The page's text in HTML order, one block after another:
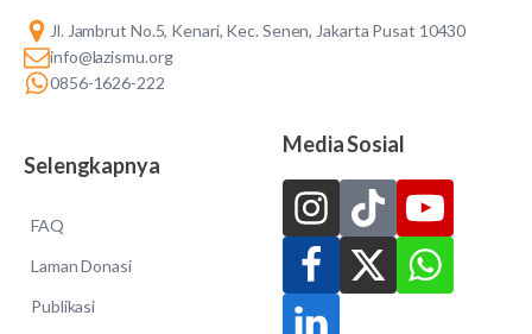
Jl. Jambrut No.5, Kenari, Kec. Senen, Jakarta Pusat 10430
info@lazismu.org
0856-1626-222
Selengkapnya
FAQ
Laman Donasi
Publikasi
Media Sosial